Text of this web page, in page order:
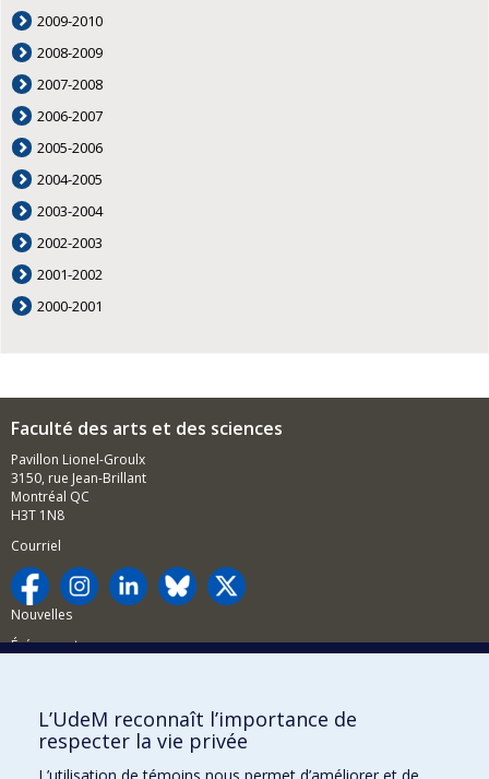
2009-2010
2008-2009
2007-2008
2006-2007
2005-2006
2004-2005
2003-2004
2002-2003
2001-2002
2000-2001
Faculté des arts et des sciences
Pavillon Lionel-Groulx
3150, rue Jean-Brillant
Montréal QC
H3T 1N8
Courriel
Nouvelles
Événements
BESOIN D'AIDE?
Plan du site
L’UdeM reconnaît l’importance de
respecter la vie privée
L’utilisation de témoins nous permet d’améliorer et de